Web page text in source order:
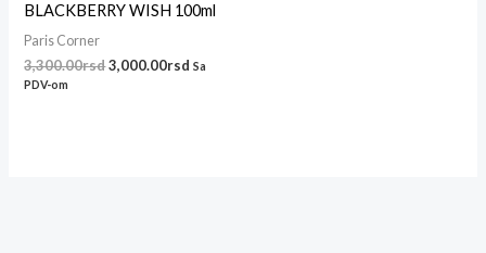
BLACKBERRY WISH 100ml
Paris Corner
3,300.00rsd3,000.00rsd Sa
PDV-om